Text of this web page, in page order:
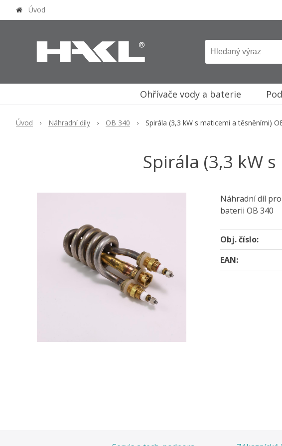
Úvod
Ohřívače vody a baterie
Úvod Náhradní díly OB 340 Spirála (3,3 kW s maticemi a těsněními)
Spirála (3,3 kW
Náhradní díl
baterii OB 340
Obj. číslo:
EAN: